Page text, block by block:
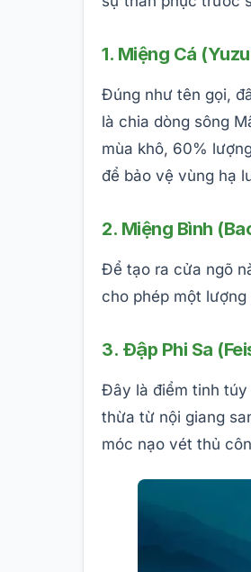
1. Miệng Cá
Đúng như tên gọi,
là chia dòng sông
mùa khô, 60%
để bảo vệ vùng hạ
2. Miệng Bình
Để tạo ra cửa ngõ
cho phép một
3. Đập Phi Sa
Đây là điểm tinh
thừa từ nội giang
móc nạo vét thủ